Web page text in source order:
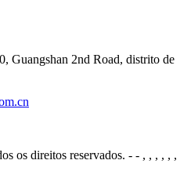
Guangshan 2nd Road, distrito de
os direitos reservados. - - , , , , , ,